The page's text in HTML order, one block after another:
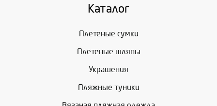
Каталог
Плетеные сумки
Плетеные шляпы
Украшения
Пляжные туники